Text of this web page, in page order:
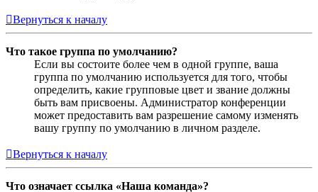
Вернуться к началу
Что такое группа по умолчанию?
Если вы состоите более чем в одной группе, ваша
группа по умолчанию используется для того, чтобы
определить, какие групповые цвет и звание должны
быть вам присвоены. Администратор конференции
может предоставить вам разрешение самому изменять
вашу группу по умолчанию в личном разделе.
Вернуться к началу
Что означает ссылка «Наша команда»?